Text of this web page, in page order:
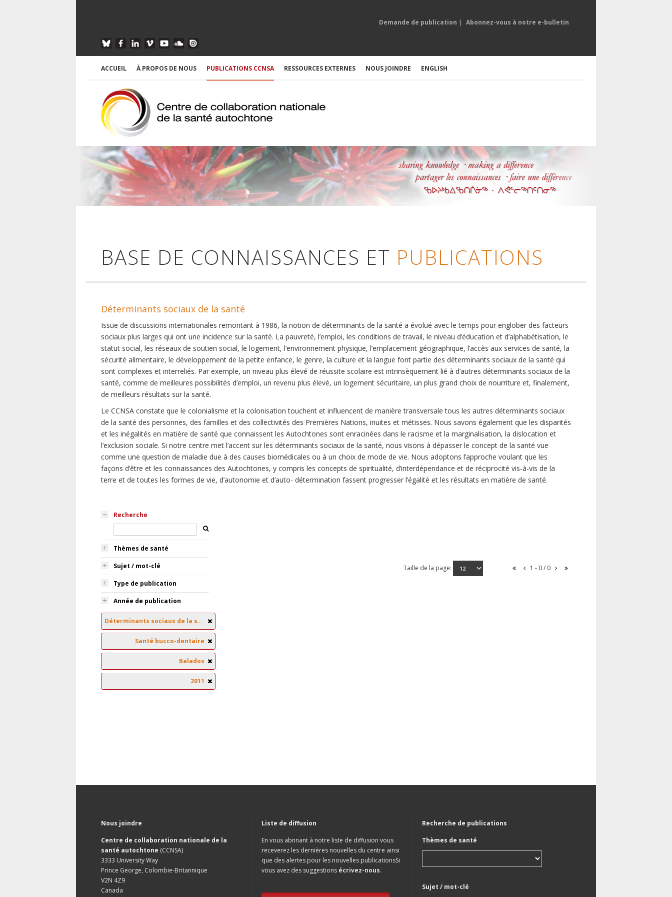
Demande de publication | Abonnez-vous à notre e-bulletin
ACCUEIL À PROPOS DE NOUS PUBLICATIONS CCNSA RESSOURCES EXTERNES NOUS JOINDRE ENGLISH
BASE DE CONNAISSANCES ET PUBLICATIONS
Déterminants sociaux de la santé
Issue de discussions internationales remontant à 1986, la notion de déterminants de la santé a évolué avec le temps pour englober des facteurs
sociaux plus larges qui ont une incidence sur la santé. La pauvreté, l’emploi, les conditions de travail, le niveau d’éducation et d’alphabétisation, le
statut social, les réseaux de soutien social, le logement, l’environnement physique, l’emplacement géographique, l’accès aux services de santé, la
sécurité alimentaire, le développement de la petite enfance, le genre, la culture et la langue font partie des déterminants sociaux de la santé qui
sont complexes et interreliés. Par exemple, un niveau plus élevé de réussite scolaire est intrinsèquement lié à d’autres déterminants sociaux de la
santé, comme de meilleures possibilités d’emploi, un revenu plus élevé, un logement sécuritaire, un plus grand choix de nourriture et, finalement,
de meilleurs résultats sur la santé.
Le CCNSA constate que le colonialisme et la colonisation touchent et influencent de manière transversale tous les autres déterminants sociaux
de la santé des personnes, des familles et des collectivités des Premières Nations, inuites et métisses. Nous savons également que les disparités
et les inégalités en matière de santé que connaissent les Autochtones sont enracinées dans le racisme et la marginalisation, la dislocation et
l’exclusion sociale. Si notre centre met l’accent sur les déterminants sociaux de la santé, nous visons à dépasser le concept de la santé vue
comme une question de maladie due à des causes biomédicales ou à un choix de mode de vie. Nous adoptons l’approche voulant que les
façons d’être et les connaissances des Autochtones, y compris les concepts de spiritualité, d’interdépendance et de réciprocité vis-à-vis de la
terre et de toutes les formes de vie, d’autonomie et d’auto- détermination fassent progresser l’égalité et les résultats en matière de santé.
Recherche
Thèmes de santé
Sujet / mot-clé
Type de publication
Année de publication
Déterminants sociaux de la santé
Santé bucco-dentaire
Balados
2011
Taille de la page: 1 - 0 / 0
Nous joindre
Centre de collaboration nationale de la
santé autochtone (CCNSA)
3333 University Way
Prince George, Colombie-Britannique
V2N 4Z9
Canada
Liste de diffusion
En vous abnnant à notre liste de diffusion vous
receverez les dernières nouvelles du centre ainsi
que des alertes pour les nouvelles publicationsSi
vous avez des suggestions écrivez-nous.
Recherche de publications
Thèmes de santé
Sujet / mot-clé